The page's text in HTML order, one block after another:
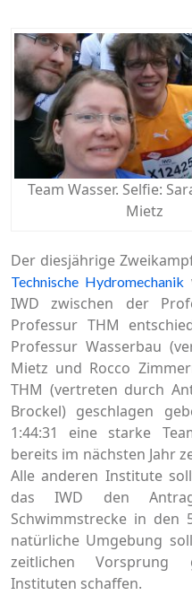
Team Wasser. Selfie:
Mietz
Der diesjährige
Technische Hydromechanik
IWD zwischen der
Professur THM
Professur Wasserbau
Mietz und Rocco
THM (vertreten durch
Brockel) geschlagen
1:44:31 eine starke
bereits im nächsten Jahr
Alle anderen Institute
das IWD den
Schwimmstrecke in den
natürliche Umgebung
zeitlichen Vorsprung
Instituten schaffen.